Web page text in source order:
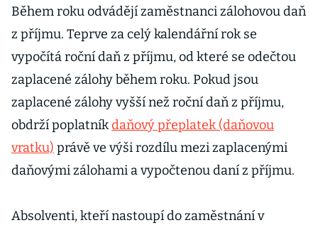
Během roku odvádějí zaměstnanci zálohovou daň
z příjmu. Teprve za celý kalendářní rok se
vypočítá roční daň z příjmu, od které se odečtou
zaplacené zálohy během roku. Pokud jsou
zaplacené zálohy vyšší než roční daň z příjmu,
obdrží poplatníkdaňový přeplatek (daňovou
vratku) právě ve výši rozdílu mezi zaplacenými
daňovými zálohami a vypočtenou daní z příjmu.
Absolventi, kteří nastoupí do zaměstnání v